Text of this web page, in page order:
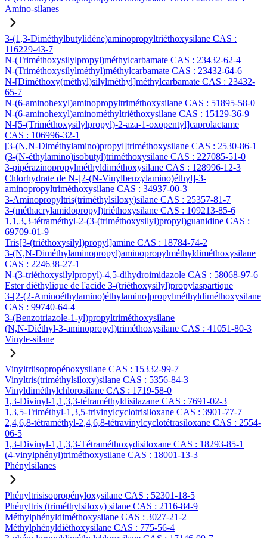
Amino-silanes
3-(1,3-Diméthylbutylidène)aminopropyltriéthoxysilane CAS :
116229-43-7
N-(Triméthoxysilylpropyl)méthylcarbamate CAS : 23432-62-4
N-(Triméthoxysilylméthyl)méthylcarbamate CAS : 23432-64-6
N-[Diméthoxy(méthyl)silylméthyl]méthylcarbamate CAS : 23432-
65-7
N-(6-aminohexyl)aminopropyltriméthoxysilane CAS : 51895-58-0
N-(6-aminohexyl)aminométhyltriéthoxysilane CAS : 15129-36-9
N-[5-(Triméthoxysilylpropyl)-2-aza-1-oxopentyl]caprolactame
CAS : 106996-32-1
[3-(N,N-Diméthylamino)propyl]triméthoxysilane CAS : 2530-86-1
(3-(N-éthylamino)isobutyl)triméthoxysilane CAS : 227085-51-0
3-pipérazinopropylméthyldiméthoxysilane CAS : 128996-12-3
Chlorhydrate de N-[2-(N-Vinylbenzylamino)éthyl]-3-
aminopropyltriméthoxysilane CAS : 34937-00-3
3-Aminopropyltris(triméthylsiloxy)silane CAS : 25357-81-7
3-(méthacrylamidopropyl)triéthoxysilane CAS : 109213-85-6
1,1,3,3-tétraméthyl-2-(3-(triméthoxysilyl)propyl)guanidine CAS :
69709-01-9
Tris[3-(triéthoxysilyl)propyl]amine CAS : 18784-74-2
3-(N,N-Diméthylaminopropyl)aminopropylméthyldiméthoxysilane
CAS : 224638-27-1
N-(3-triéthoxysilylpropyl)-4,5-dihydroimidazole CAS : 58068-97-6
Ester diéthylique de l'acide 3-(triéthoxysilyl)propylaspartique
3-[2-(2-Aminoéthylamino)éthylamino]propylméthyldiméthoxysilane
CAS : 99740-64-4
3-(Benzotriazole-1-yl)propyltriméthoxysilane
(N,N-Diéthyl-3-aminopropyl)triméthoxysilane CAS : 41051-80-3
Vinyle-silane
Vinyltriisopropénoxysilane CAS : 15332-99-7
Vinyltris(triméthylsiloxy)silane CAS : 5356-84-3
Vinyldiméthylchlorosilane CAS : 1719-58-0
1,3-Divinyl-1,1,3,3-tétraméthyldisilazane CAS : 7691-02-3
1,3,5-Triméthyl-1,3,5-trivinylcyclotrisiloxane CAS : 3901-77-7
2,4,6,8-tétraméthyl-2,4,6,8-tétravinylcyclotétrasiloxane CAS : 2554-
06-5
1,3-Divinyl-1,1,3,3-Tétraméthoxydisiloxane CAS : 18293-85-1
(4-vinylphényl)triméthoxysilane CAS : 18001-13-3
Phénylsilanes
Phényltrisisopropényloxysilane CAS : 52301-18-5
Phényltris (triméthylsiloxy) silane CAS : 2116-84-9
Méthylphényldiméthoxysilane CAS : 3027-21-2
Méthylphényldiéthoxysilane CAS : 775-56-4